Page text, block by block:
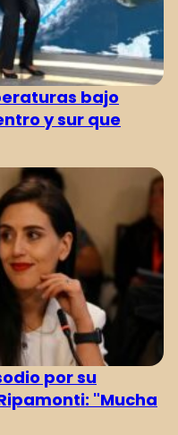
bajo
y sur que
por su
"Mucha